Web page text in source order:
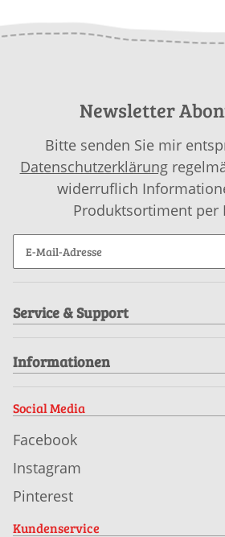
Newsletter
Bitte senden Sie mir
Datenschutzerklärung
widerruflich
Produktsortiment per
Service & Support
Informationen
Social Media
Facebook
Instagram
Pinterest
Kundenservice